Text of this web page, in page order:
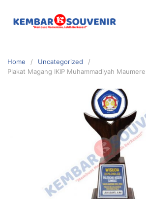
Home
Uncategorized
Plakat Magang IKIP Muhammadiyah Maumere